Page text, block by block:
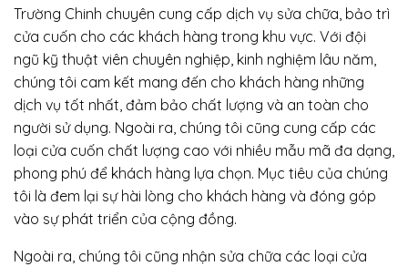
Trường Chinh chuyên cung cấp dịch vụ sửa chữa, bảo trì
cửa cuốn cho các khách hàng trong khu vực. Với đội
ngũ kỹ thuật viên chuyên nghiệp, kinh nghiệm lâu năm,
chúng tôi cam kết mang đến cho khách hàng những
dịch vụ tốt nhất, đảm bảo chất lượng và an toàn cho
người sử dụng. Ngoài ra, chúng tôi cũng cung cấp các
loại cửa cuốn chất lượng cao với nhiều mẫu mã đa dạng,
phong phú để khách hàng lựa chọn. Mục tiêu của chúng
tôi là đem lại sự hài lòng cho khách hàng và đóng góp
vào sự phát triển của cộng đồng.
Ngoài ra, chúng tôi cũng nhận sửa chữa các loại cửa